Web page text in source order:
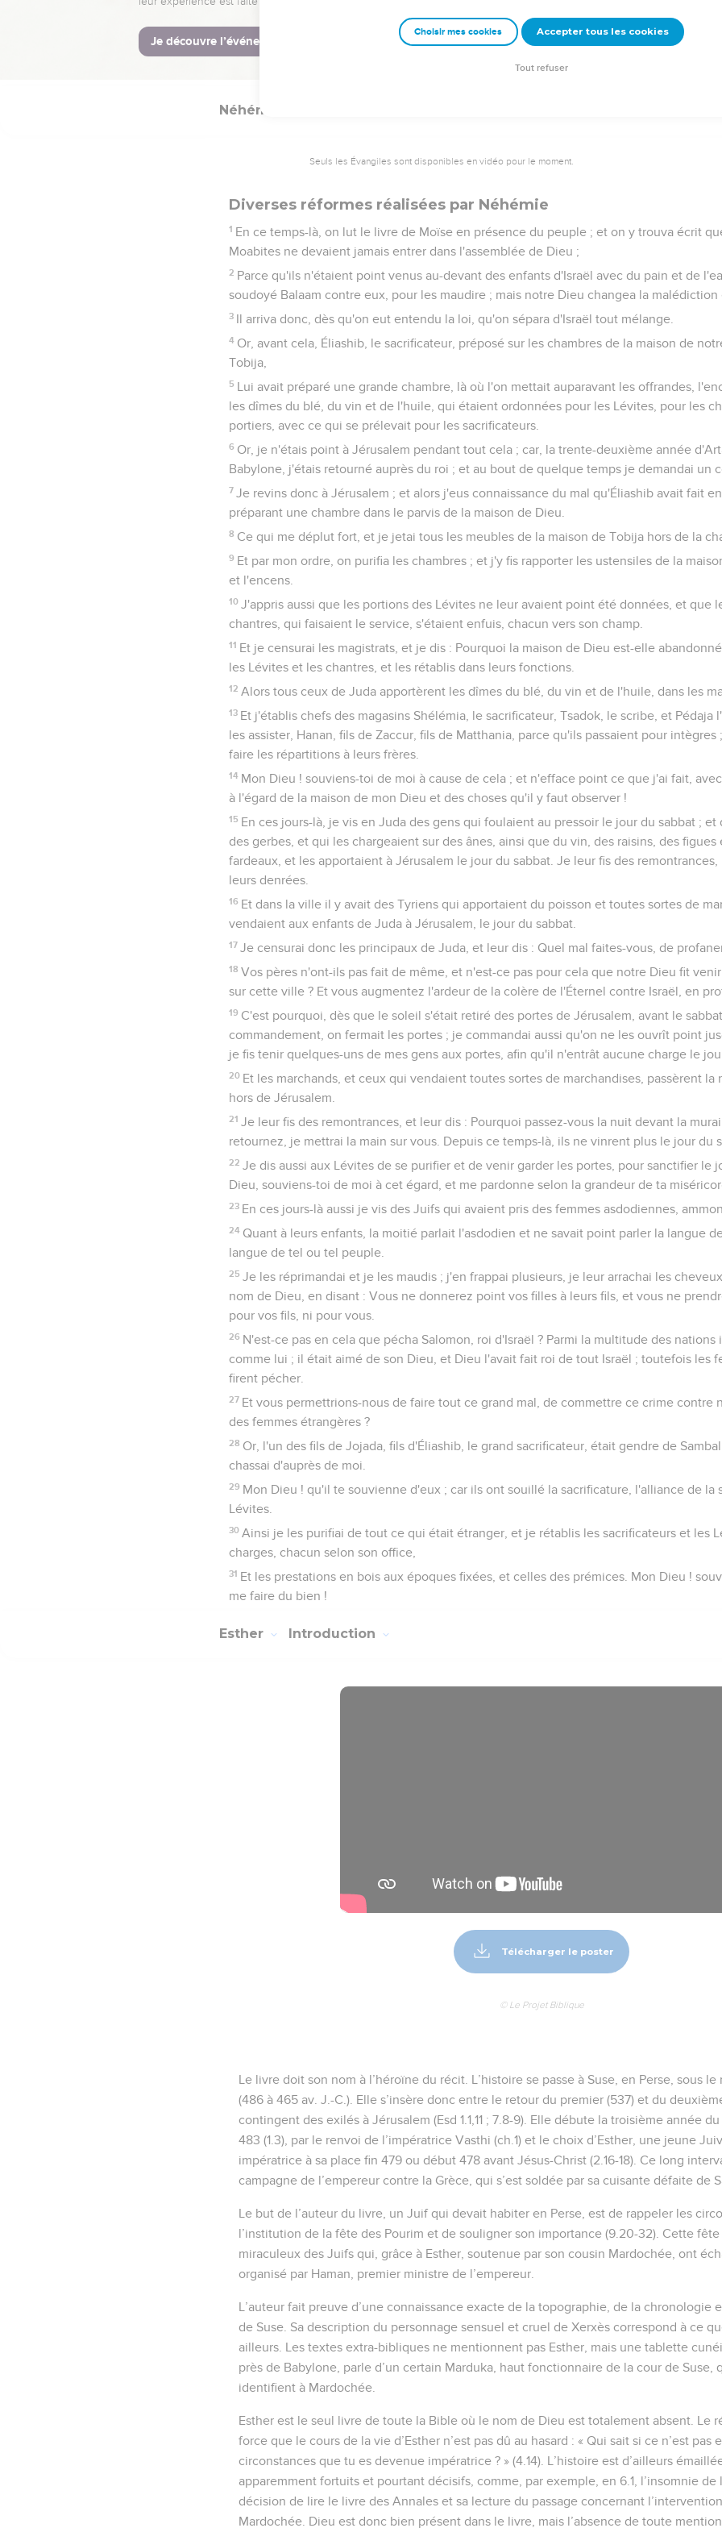
Et tous les Israélites, au temps de Zorobabel et au temps de Néhémie, donnaient les
des portiers, jour par jour ; on donnait aux Lévites les choses consacrées, et les Lévites
Néhémie
Seuls les Évangiles sont disponibles en vidéo pour le moment.
Diverses réformes réalisées par Néhémie
1 En ce temps-là, on lut le livre de Moïse en présence du peuple ; et on y trouva écrit
Moabites ne devaient jamais entrer dans l'assemblée de Dieu ;
2 Parce qu'ils n'étaient point venus au-devant des enfants d'Israël avec du pain et de
soudoyé Balaam contre eux, pour les maudire ; mais notre Dieu changea la malédiction
3 Il arriva donc, dès qu'on eut entendu la loi, qu'on sépara d'Israël tout mélange.
4 Or, avant cela, Éliashib, le sacrificateur, préposé sur les chambres de la maison de
Tobija,
5 Lui avait préparé une grande chambre, là où l'on mettait auparavant les offrandes,
les dîmes du blé, du vin et de l'huile, qui étaient ordonnées pour les Lévites, pour les
portiers, avec ce qui se prélevait pour les sacrificateurs.
6 Or, je n'étais point à Jérusalem pendant tout cela ; car, la trente-deuxième année
Babylone, j'étais retourné auprès du roi ; et au bout de quelque temps je demandai un
7 Je revins donc à Jérusalem ; et alors j'eus connaissance du mal qu'Éliashib avait fait
préparant une chambre dans le parvis de la maison de Dieu.
8 Ce qui me déplut fort, et je jetai tous les meubles de la maison de Tobija hors de la
9 Et par mon ordre, on purifia les chambres ; et j'y fis rapporter les ustensiles de la
et l'encens.
10 J'appris aussi que les portions des Lévites ne leur avaient point été données, et que
chantres, qui faisaient le service, s'étaient enfuis, chacun vers son champ.
11 Et je censurai les magistrats, et je dis : Pourquoi la maison de Dieu est-elle
les Lévites et les chantres, et les rétablis dans leurs fonctions.
12 Alors tous ceux de Juda apportèrent les dîmes du blé, du vin et de l'huile, dans les
13 Et j'établis chefs des magasins Shélémia, le sacrificateur, Tsadok, le scribe, et Pédaja
les assister, Hanan, fils de Zaccur, fils de Matthania, parce qu'ils passaient pour
faire les répartitions à leurs frères.
14 Mon Dieu ! souviens-toi de moi à cause de cela ; et n'efface point ce que j'ai fait,
à l'égard de la maison de mon Dieu et des choses qu'il y faut observer !
15 En ces jours-là, je vis en Juda des gens qui foulaient au pressoir le jour du sabbat ;
des gerbes, et qui les chargeaient sur des ânes, ainsi que du vin, des raisins, des
fardeaux, et les apportaient à Jérusalem le jour du sabbat. Je leur fis des
leurs denrées.
16 Et dans la ville il y avait des Tyriens qui apportaient du poisson et toutes sortes de
vendaient aux enfants de Juda à Jérusalem, le jour du sabbat.
17 Je censurai donc les principaux de Juda, et leur dis : Quel mal faites-vous, de
18 Vos pères n'ont-ils pas fait de même, et n'est-ce pas pour cela que notre Dieu fit
sur cette ville ? Et vous augmentez l'ardeur de la colère de l'Éternel contre Israël, en
19 C'est pourquoi, dès que le soleil s'était retiré des portes de Jérusalem, avant le
commandement, on fermait les portes ; je commandai aussi qu'on ne les ouvrît point
je fis tenir quelques-uns de mes gens aux portes, afin qu'il n'entrât aucune charge le
20 Et les marchands, et ceux qui vendaient toutes sortes de marchandises, passèrent la
hors de Jérusalem.
21 Je leur fis des remontrances, et leur dis : Pourquoi passez-vous la nuit devant la
retournez, je mettrai la main sur vous. Depuis ce temps-là, ils ne vinrent plus le jour du
22 Je dis aussi aux Lévites de se purifier et de venir garder les portes, pour sanctifier le
Dieu, souviens-toi de moi à cet égard, et me pardonne selon la grandeur de ta
23 En ces jours-là aussi je vis des Juifs qui avaient pris des femmes asdodiennes,
24 Quant à leurs enfants, la moitié parlait l'asdodien et ne savait point parler la langue
langue de tel ou tel peuple.
25 Je les réprimandai et je les maudis ; j'en frappai plusieurs, je leur arrachai les
nom de Dieu, en disant : Vous ne donnerez point vos filles à leurs fils, et vous ne
pour vos fils, ni pour vous.
26 N'est-ce pas en cela que pécha Salomon, roi d'Israël ? Parmi la multitude des
comme lui ; il était aimé de son Dieu, et Dieu l'avait fait roi de tout Israël ; toutefois les
firent pécher.
27 Et vous permettrions-nous de faire tout ce grand mal, de commettre ce crime contre
des femmes étrangères ?
28 Or, l'un des fils de Jojada, fils d'Éliashib, le grand sacrificateur, était gendre de
chassai d'auprès de moi.
29 Mon Dieu ! qu'il te souvienne d'eux ; car ils ont souillé la sacrificature, l'alliance de la
Lévites.
30 Ainsi je les purifiai de tout ce qui était étranger, et je rétablis les sacrificateurs et les
charges, chacun selon son office,
31 Et les prestations en bois aux époques fixées, et celles des prémices. Mon Dieu !
me faire du bien !
Esther Introduction
Télécharger le poster
© Le Projet Biblique
Le livre doit son nom à l’héroïne du récit. L’histoire se passe à Suse, en Perse, sous le
(486 à 465 av. J.-C.). Elle s’insère donc entre le retour du premier (537) et du
contingent des exilés à Jérusalem (Esd 1.1,11 ; 7.8-9). Elle débute la troisième année
483 (1.3), par le renvoi de l’impératrice Vasthi (ch.1) et le choix d’Esther, une jeune
impératrice à sa place fin 479 ou début 478 avant Jésus-Christ (2.16-18). Ce long
campagne de l’empereur contre la Grèce, qui s’est soldée par sa cuisante défaite de
Le but de l’auteur du livre, un Juif qui devait habiter en Perse, est de rappeler les
l’institution de la fête des Pourim et de souligner son importance (9.20-32). Cette
miraculeux des Juifs qui, grâce à Esther, soutenue par son cousin Mardochée, ont
organisé par Haman, premier ministre de l’empereur.
L’auteur fait preuve d’une connaissance exacte de la topographie, de la chronologie
de Suse. Sa description du personnage sensuel et cruel de Xerxès correspond à ce
ailleurs. Les textes extra-bibliques ne mentionnent pas Esther, mais une tablette
près de Babylone, parle d’un certain Marduka, haut fonctionnaire de la cour de Suse,
identifient à Mardochée.
Esther est le seul livre de toute la Bible où le nom de Dieu est totalement absent. Le
force que le cours de la vie d’Esther n’est pas dû au hasard : « Qui sait si ce n’est pas
circonstances que tu es devenue impératrice ? » (4.14). L’histoire est d’ailleurs
apparemment fortuits et pourtant décisifs, comme, par exemple, en 6.1, l’insomnie de
décision de lire le livre des Annales et sa lecture du passage concernant
Mardochée. Dieu est donc bien présent dans le livre, mais l’absence de toute
Choisir mes cookies Accepter tous les cookies
Tout refuser